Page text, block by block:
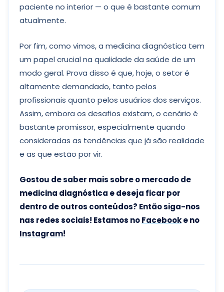
paciente no interior — o que é bastante comum
atualmente.
Por fim, como vimos, a medicina diagnóstica tem
um papel crucial na qualidade da saúde de um
modo geral. Prova disso é que, hoje, o setor é
altamente demandado, tanto pelos
profissionais quanto pelos usuários dos serviços.
Assim, embora os desafios existam, o cenário é
bastante promissor, especialmente quando
consideradas as tendências que já são realidade
e as que estão por vir.
Gostou de saber mais sobre o mercado de
medicina diagnóstica e deseja ficar por
dentro de outros conteúdos? Então siga-nos
nas redes sociais! Estamos noFacebooke no
Instagram!